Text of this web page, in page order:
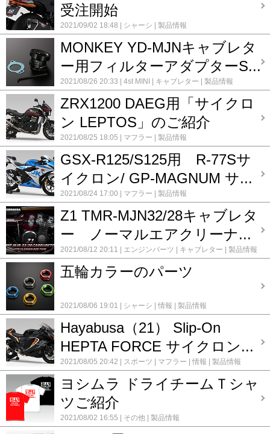
受注開始
2021/09/02 18:48 シャーシ 製品情報
MONKEY YD-MJNキャブレタ
ー用フィルターアダプターS...
2021/08/26 20:33 4st MINI キャブレター 製品情報
ZRX1200 DAEG用「サイクロ
ン LEPTOS」のご紹介
2021/08/25 18:05 マフラー 製品情報
GSX-R125/S125用 R-77Sサ
イクロン/ GP-MAGNUM サ...
2021/08/24 17:00 マフラー 製品情報
Z1 TMR-MJN32/28キャブレタ
ー ノーマルエアクリーナ...
2021/08/12 20:11 エンジンパーツ キャブレター 製品情報
五輪カラーのパーツ
2021/08/06 19:01 シャーシ 情報 製品情報
Hayabusa（21） Slip-On
HEPTA FORCE サイクロン...
2021/08/05 20:42 スポーツ マフラー 情報 製品情報
ヨシムラ ドライチームＴシャ
ツご紹介
2021/08/02 16:55 その他 製品情報